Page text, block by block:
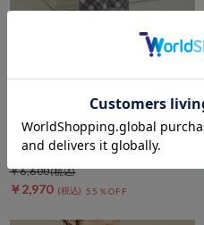
シアーバイアスチェックナロー
スカート
期間限定タイムセールSALE価格から更に
10%OFF! 8/10 10:00まで
￥2,970 55％OFF
￥6,600